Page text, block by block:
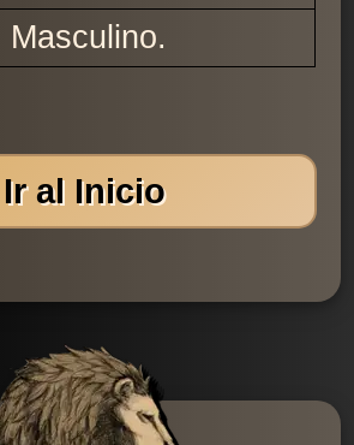
Masculino.
Ir al Inicio